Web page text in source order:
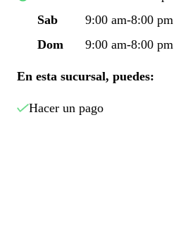
Sab
9:00 am-8:00 pm
Dom
9:00 am-8:00 pm
En esta sucursal, puedes:
Hacer un pago